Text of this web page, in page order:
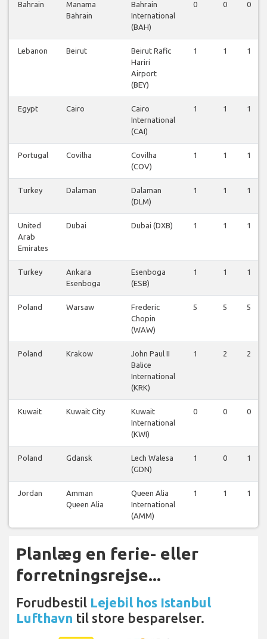
Bahrain
Manama
Bahrain
Bahrain
International
(BAH)
0 0 0
Lebanon Beirut
Beirut Rafic
Hariri
Airport
(BEY)
1 1 1
Egypt Cairo
Cairo
International
(CAI)
1 1 1
Portugal Covilha
Covilha
(COV)
1 1 1
Turkey Dalaman
Dalaman
(DLM)
1 1 1
United
Arab
Emirates
Dubai Dubai (DXB) 1 1 1
Turkey
Ankara
Esenboga
Esenboga
(ESB)
1 1 1
Poland Warsaw
Frederic
Chopin
(WAW)
5 5 5
Poland Krakow
John Paul II
Balice
International
(KRK)
1 2 2
Kuwait Kuwait City
Kuwait
International
(KWI)
0 0 0
Poland Gdansk
Lech Walesa
(GDN)
1 0 1
Jordan
Amman
Queen Alia
Queen Alia
International
(AMM)
1 1 1
Planlæg en ferie- eller
forretningsrejse...
Forudbestil Lejebil hos Istanbul
Lufthavn til store besparelser.